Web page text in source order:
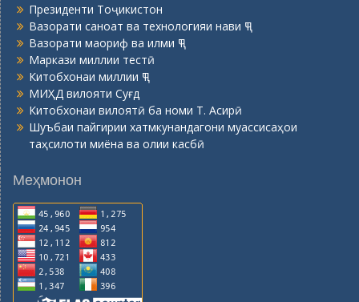
Президенти Тоҷикистон
Вазорати саноат ва технологияи нави ҶТ
Вазорати маориф ва илми ҶТ
Маркази миллии тестӣ
Китобхонаи миллии ҶТ
МИҲД вилояти Суғд
Китобхонаи вилоятӣ ба номи Т. Асирӣ
Шуъбаи пайгирии хатмкунандагони муассисаҳои
таҳсилоти миёна ва олии касбӣ
Меҳмонон